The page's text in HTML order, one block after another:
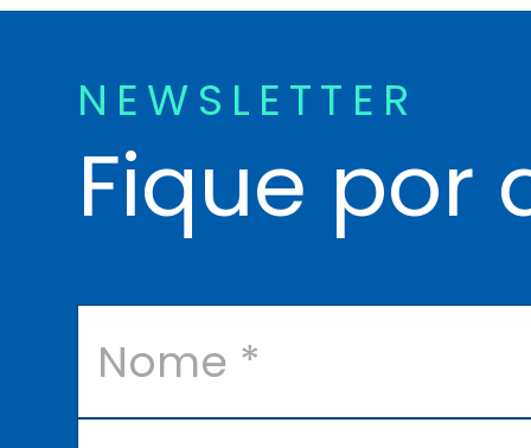
NEWSLETTER
Fique por
N
E